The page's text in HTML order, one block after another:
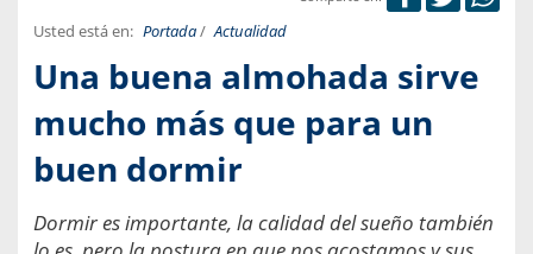
Usted está en: Portada/ Actualidad
Una buena almohada sirve
mucho más que para un
buen dormir
Dormir es importante, la calidad del sueño también